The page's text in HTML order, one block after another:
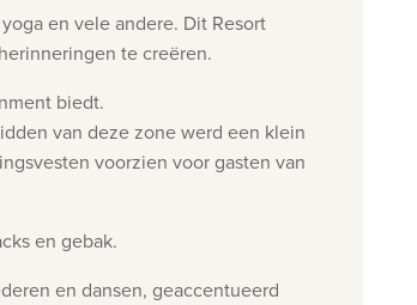
en vele andere. Dit Resort
te creëren.
biedt.
van deze zone werd een klein
voorzien voor gasten van
en gebak.
en dansen, geaccentueerd